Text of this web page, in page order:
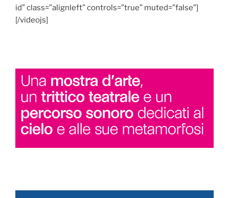
id” class=”alignleft” controls=”true” muted=”false”]
[/videojs]